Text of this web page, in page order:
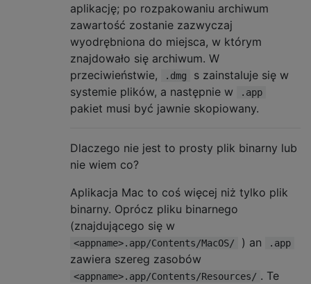
aplikację; po rozpakowaniu archiwum
zawartość zostanie zazwyczaj
wyodrębniona do miejsca, w którym
znajdowało się archiwum. W
przeciwieństwie,
.dmg
s zainstaluje się w
systemie plików, a następnie w
.app
pakiet musi być jawnie skopiowany.
Dlaczego nie jest to prosty plik binarny lub
nie wiem co?
Aplikacja Mac to coś więcej niż tylko plik
binarny. Oprócz pliku binarnego
(znajdującego się w
<appname>.app/Contents/MacOS/ ) an .app
zawiera szereg zasobów
<appname>.app/Contents/Resources/ . Te